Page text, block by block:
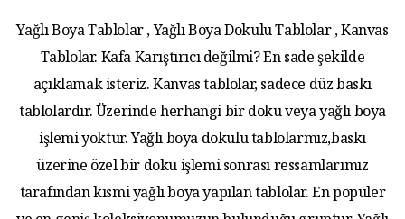
Yağlı Boya Tablolar , Yağlı Boya Dokulu Tablolar , Kanvas
Tablolar. Kafa Karıştırıcı değilmi? En sade şekilde
açıklamak isteriz. Kanvas tablolar, sadece düz baskı
tablolardır. Üzerinde herhangi bir doku veya yağlı boya
işlemi yoktur. Yağlı boya dokulu tablolarmız,baskı
üzerine özel bir doku işlemi sonrası ressamlarımız
tarafından kısmi yağlı boya yapılan tablolar. En populer